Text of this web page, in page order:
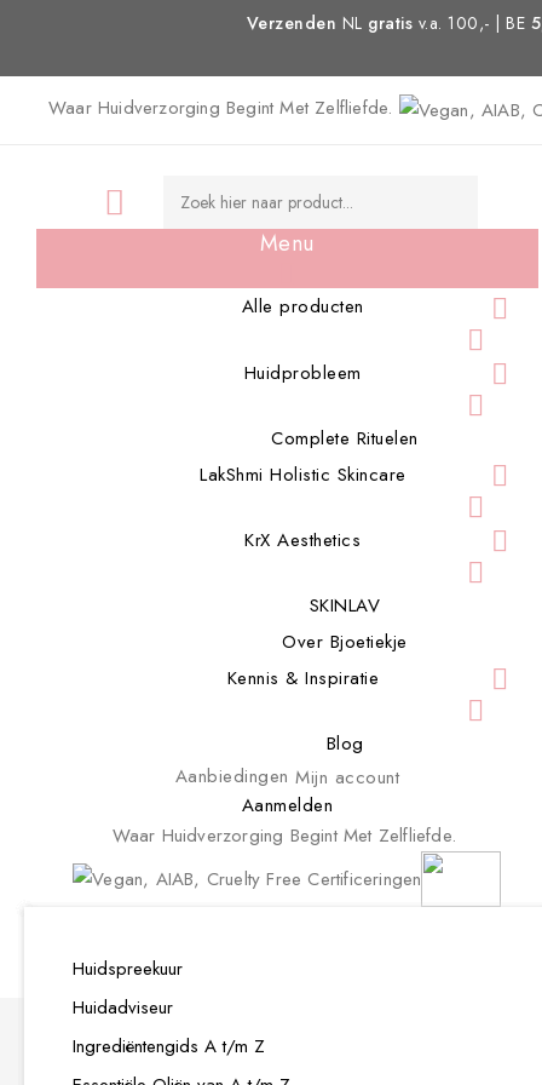
Verzenden NL gratis v.a. 100,- | BE
Waar Huidverzorging Begint Met Zelfliefde.

Menu


Alle producten
Gezichtsreiniging
Toners
Crèmes


Huidprobleem
(Over)gevoelige huid
Normale Huid
Droge huid
Complete Rituelen


LakShmi Holistic Skincare
LakShmi Face


KrX Aesthetics
Glow Line - Alle Huidtypen
Clinical Youthplex - Oudere Huid
Clear & Prevent - Anti Acne Lijn
SKINLAV
Over Bjoetiekje


Kennis & Inspiratie
Huidspreekuur
Huidadviseur
Ingrediëntengids A t/m Z
Blog
Aanbiedingen Mijn account
Aanmelden
Waar Huidverzorging Begint Met Zelfliefde.
ALLE